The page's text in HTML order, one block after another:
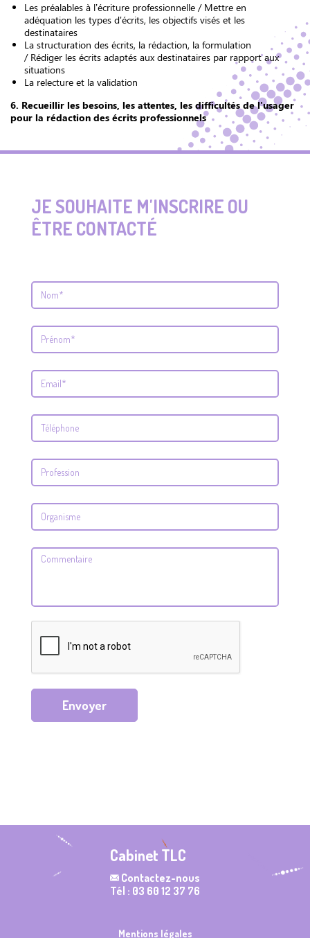
Les préalables à l’écriture professionnelle / Mettre en
adéquation les types d'écrits, les objectifs visés et les
destinataires
La structuration des écrits, la rédaction, la formulation
/ Rédiger les écrits adaptés aux destinataires par rapport aux
situations
La relecture et la validation
6. Recueillir les besoins, les attentes, les difficultés de l'usager
pour la rédaction des écrits professionnels
JE SOUHAITE M'INSCRIRE OU
ÊTRE CONTACTÉ
Envoyer
Cabinet TLC
Contactez-nous
Tél : 03 60 12 37 76
Mentions légales